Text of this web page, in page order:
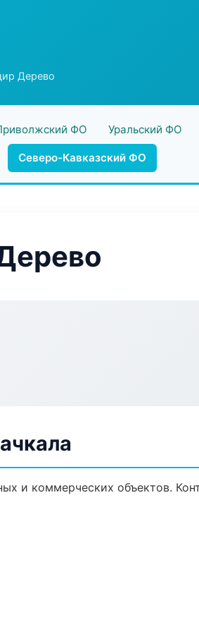
Дерево
ФО Уральский ФО
Северо-Кавказский ФО
и коммерческих объектов.